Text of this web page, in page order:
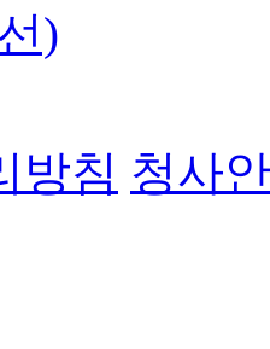
)
방침 청사